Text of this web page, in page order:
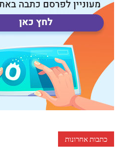
כתבות אחרונות